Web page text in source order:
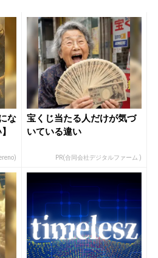
な
宝くじ当たる人だけが気づ
いている違い
PR(合同会社デジタルファーム )